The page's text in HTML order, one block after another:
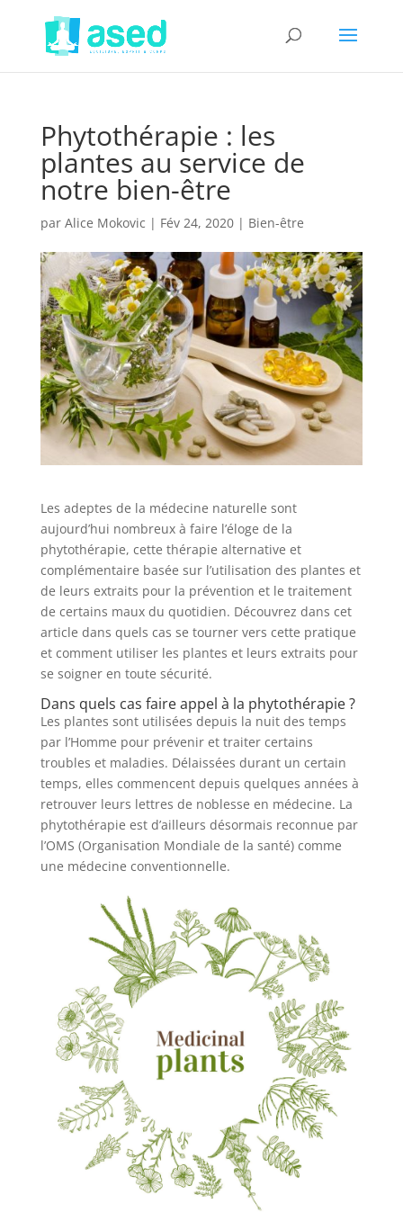
Phytothérapie : les
plantes au service de
notre bien-être
par Alice Mokovic | Fév 24, 2020| Bien-être
Les adeptes de la médecine naturelle sont
aujourd’hui nombreux à faire l’éloge de la
phytothérapie, cette thérapie alternative et
complémentaire basée sur l’utilisation des plantes et
de leurs extraits pour la prévention et le traitement
de certains maux du quotidien. Découvrez dans cet
article dans quels cas se tourner vers cette pratique
et comment utiliser les plantes et leurs extraits pour
se soigner en toute sécurité.
Dans quels cas faire appel à la phytothérapie ?
Les plantes sont utilisées depuis la nuit des temps
par l’Homme pour prévenir et traiter certains
troubles et maladies. Délaissées durant un certain
temps, elles commencent depuis quelques années à
retrouver leurs lettres de noblesse en médecine. La
phytothérapie est d’ailleurs désormais reconnue par
l’OMS (Organisation Mondiale de la santé) comme
une médecine conventionnelle.